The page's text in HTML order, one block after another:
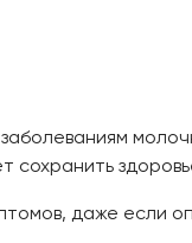
сохранить
даже если